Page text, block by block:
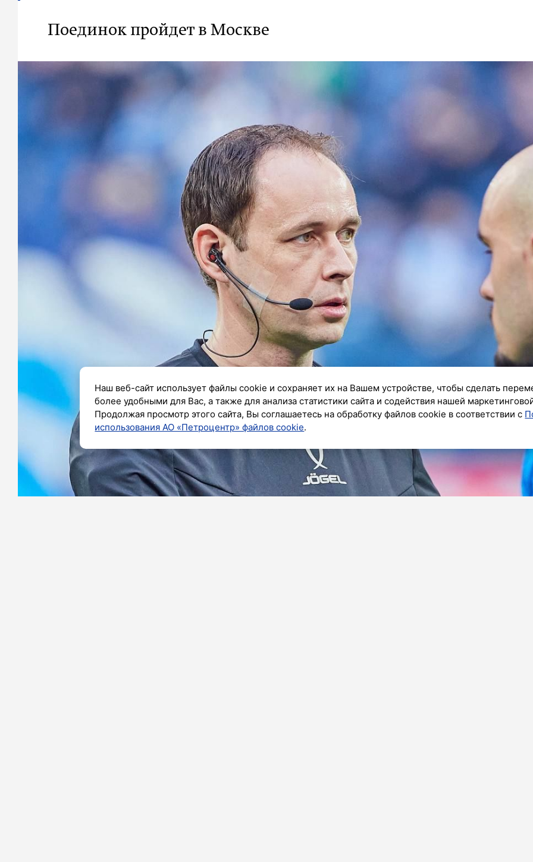
Поединок пройдет в Москве
Наш веб-сайт использует файлы cookie и сохраняет их на Вашем устройстве, чтобы сделать
более удобными для Вас, а также для анализа статистики сайта и содействия нашей
Продолжая просмотр этого сайта, Вы соглашаетесь на обработку файлов cookie в соответствии с
использования АО «Петроцентр» файлов cookie.